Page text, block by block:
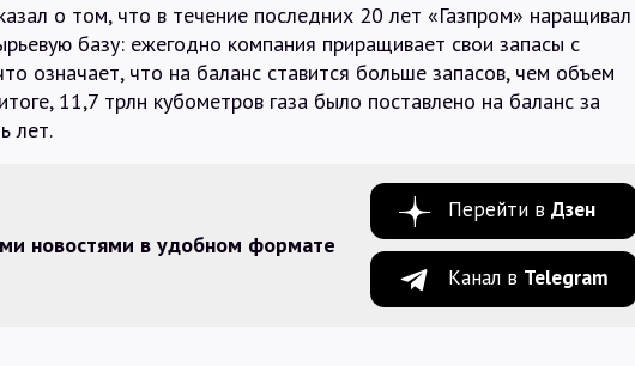
о том, что в течение последних 20 лет «Газпром» наращивал
базу: ежегодно компания приращивает свои запасы с
означает, что на баланс ставится больше запасов, чем объем
11,7 трлн кубометров газа было поставлено на баланс за
лет.
новостями в удобном формате
Перейти в Дзен
Канал в Telegram